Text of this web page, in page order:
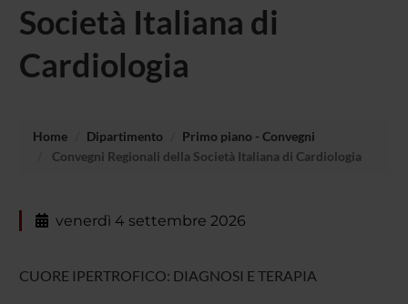
Società Italiana di
Cardiologia
Home Dipartimento
Primo piano - Convegni
Convegni Regionali della Società Italiana di Cardiologia
venerdì 4 settembre 2026
CUORE IPERTROFICO: DIAGNOSI E TERAPIA